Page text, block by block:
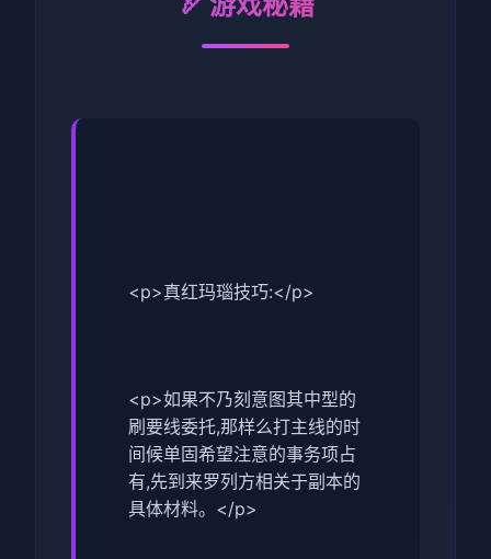
<p>真红玛瑙技巧:</p>
<p>如果不乃刻意图其中型的
刷要线委托,那样么打主线的时
间候单固希望注意的事务项占
有,先到来罗列方相关于副本的
具体材料。</p>